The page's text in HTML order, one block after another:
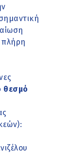
πλήρη
θεσμό